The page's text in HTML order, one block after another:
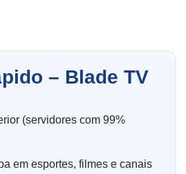
– Blade TV
(servidores com 99%
em esportes, filmes e canais